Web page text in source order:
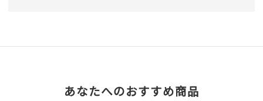
あなたへのおすすめ商品